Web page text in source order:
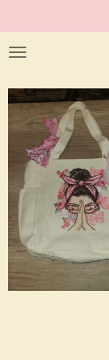
au
contenu